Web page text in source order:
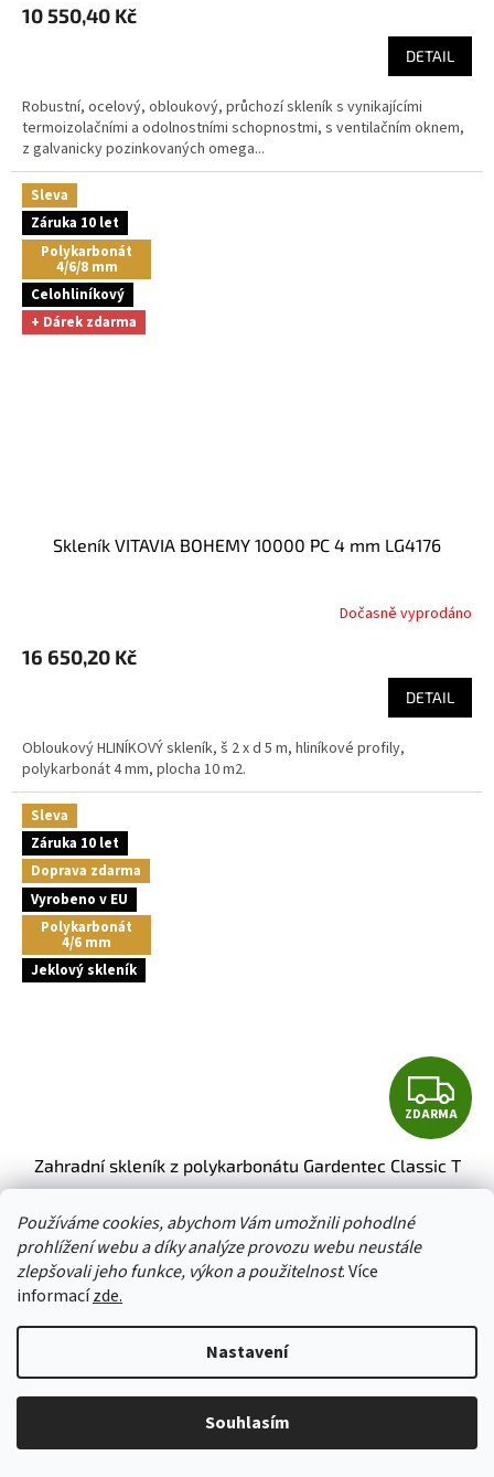
Používáme cookies, abychom Vám umožnili pohodlné
prohlížení webu a díky analýze provozu webu neustále
zlepšovali jeho funkce, výkon a použitelnost. Více
informacízde.
Nastavení
Souhlasím
produktu
5
hvězdiček.
10 550,40 Kč
DETAIL
Robustní, ocelový, obloukový, průchozí skleník s vynikajícími
termoizolačními a odolnostními schopnostmi, s ventilačním oknem,
z galvanicky pozinkovaných omega...
Sleva
Záruka 10 let
Polykarbonát
4/6/8 mm
Celohliníkový
+ Dárek zdarma
skleník VITAVIA BOHEMY 10000 PC 4 mm LG4176
Dočasně vyprodáno
16 650,20 Kč
DETAIL
Obloukový HLINÍKOVÝ skleník, š 2 x d 5 m, hliníkové profily,
polykarbonát 4 mm, plocha 10 m2.
Sleva
Záruka 10 let
Doprava zdarma
Vyrobeno v EU
Polykarbonát
4/6 mm
Jeklový skleník
Z
D
A
A
ZDARMA
Zahradní skleník z polykarbonátu Gardentec Classic T
Skladem(více než5 ks
od12 124 Kč
cena:
od 12 124 Kč / 1 ks
Zahradní skleník z polykarbonátu Gardentec Classic T - Odolný
obloukový zahradní skleník. Jeklová konstrukce zaručuje vysokou